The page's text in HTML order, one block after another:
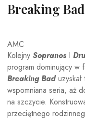
Breaking Bad
AMC
Kolejny Sopranos I
program dominujący w
Breaking Baduzyskał
wspomniana seria, aż
na szczycie.
przeciętnego